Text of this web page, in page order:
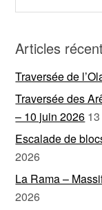
Articles
Traversée de
Traversée des
– 10 juin 2026
Escalade de
2026
La Rama –
2026